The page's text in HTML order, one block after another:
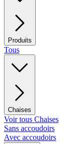
Produits
Tous
Chaises
Voir tous Chaises
Sans accoudoirs
Avec accoudoirs